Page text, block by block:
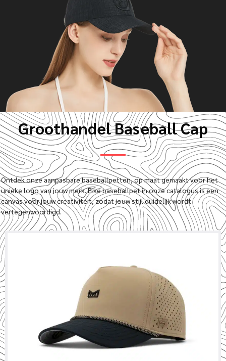
Groothandel Baseball Cap
Ontdek onze aanpasbare baseballpetten, op maat gemaakt voor het
unieke logo van jouw merk. Elke baseballpet in onze catalogus is een
canvas voor jouw creativiteit, zodat jouw stijl duidelijk wordt
vertegenwoordigd.